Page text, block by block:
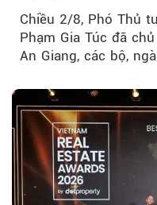
Chiều 2/8, Phó Thủ
Phạm Gia Túc đã
An Giang, các bộ,